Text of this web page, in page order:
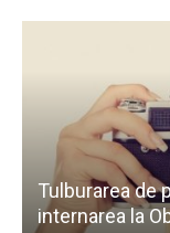
Tulburarea de
internarea la